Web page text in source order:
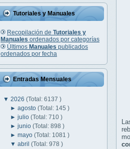
Tutoriales y Manuales
Recopilación de Tutoriales y
Manuales ordenados por categorías
Últimos Manuales publicados
ordenados por fecha
Entradas Mensuales
▼ 2026 (Total: 6137 )
►agosto(Total: 145 )
►julio(Total: 710 )
►junio(Total: 898 )
►mayo(Total: 1081 )
▼abril(Total: 978 )